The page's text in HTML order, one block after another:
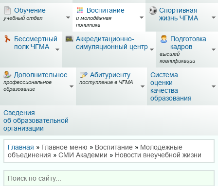
Обучение
учебный отдел
Воспитание
и молодёжная
политика
Спортивная
жизнь ЧГМА
Бессмертный
полк ЧГМА
Аккредитационно-
симуляционный центр
Подготовка
кадров
высшей
квалификации
Дополнительное
профессиональное
образование
Абитуриенту
поступление в ЧГМА
Система
оценки
качества
образования
Сведения
об образовательной
организации
Главная » Главное меню » Воспитание » Молодёжные
объединения » СМИ Академии » Новости внеучебной жизни